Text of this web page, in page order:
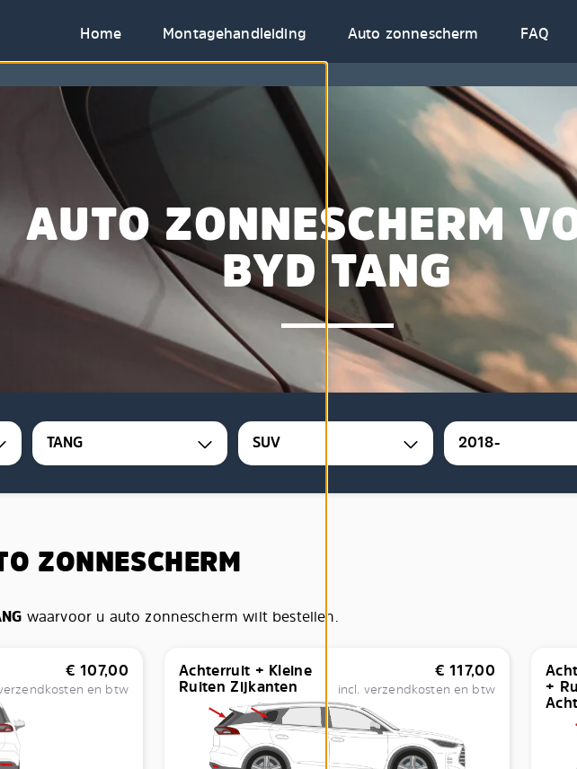
Home
Montagehandleiding Auto zonnescherm FAQ
AUTO ZONNESCHERM
BYD TANG
TANG SUV 2018-
ZONNESCHERM
waarvoor u auto zonnescherm wilt bestellen.
€ 107,00
en btw
Achterruit + Kleine
Ruiten Zijkanten
€ 117,00
incl. verzendkosten en btw
+